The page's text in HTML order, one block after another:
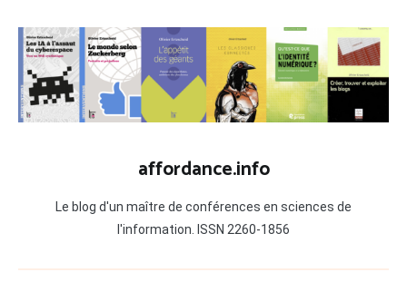
contenu
affordance.info
Le blog d'un maître de conférences en sciences de
l'information. ISSN 2260-1856